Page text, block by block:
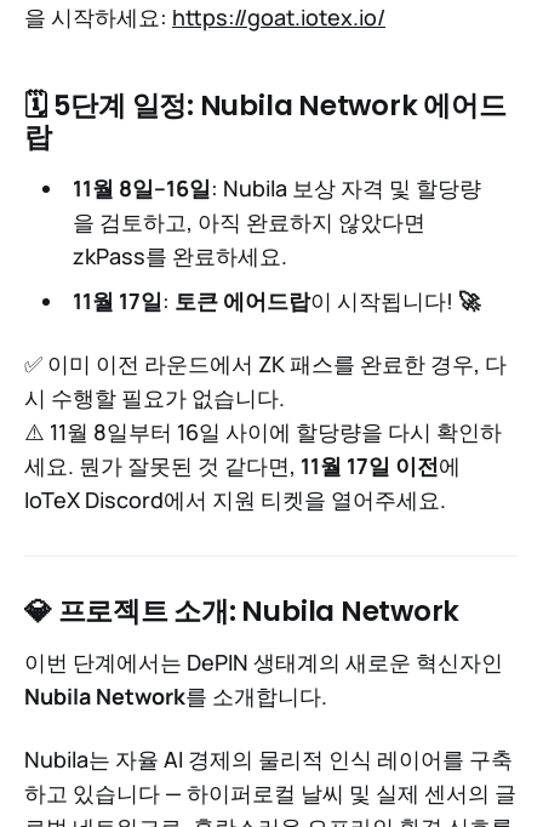
을 시작하세요: https://goat.iotex.io/
🗓 5단계 일정: Nubila Network 에어드
랍
11월 8일–16일: Nubila 보상 자격 및 할당량
을 검토하고, 아직 완료하지 않았다면
zkPass를 완료하세요.
11월 17일: 토큰 에어드랍이 시작됩니다! 🚀
✅ 이미 이전 라운드에서 ZK 패스를 완료한 경우, 다
시 수행할 필요가 없습니다.
⚠️ 11월 8일부터 16일 사이에 할당량을 다시 확인하
세요. 뭔가 잘못된 것 같다면, 11월 17일 이전에
IoTeX Discord에서 지원 티켓을 열어주세요.
💎 프로젝트 소개: Nubila Network
이번 단계에서는 DePIN 생태계의 새로운 혁신자인
Nubila Network를 소개합니다.
Nubila는 자율 AI 경제의 물리적 인식 레이어를 구축
하고 있습니다 — 하이퍼로컬 날씨 및 실제 센서의 글